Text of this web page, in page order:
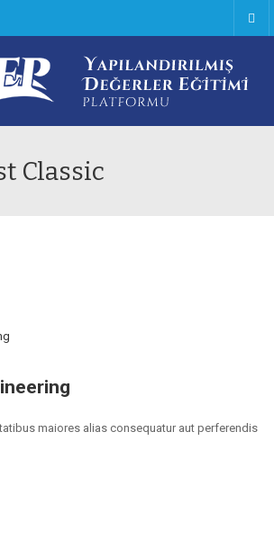
Classic
maiores alias consequatur aut perferendis